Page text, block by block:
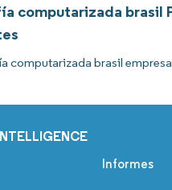
computarizada brasil
computarizada brasil
Informes